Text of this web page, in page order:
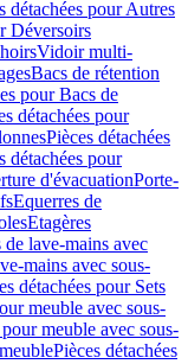
détachées pour Autres
Déversoirs
Vidoir multi-
Bacs de rétention
pour Bacs de
détachées pour
Pièces détachées
détachées pour
d'évacuationPorte-
Equerres de
Etagères
de lave-mains avec
mains avec sous-
détachées pour Sets
meuble avec sous-
meuble avec sous-
Pièces détachées